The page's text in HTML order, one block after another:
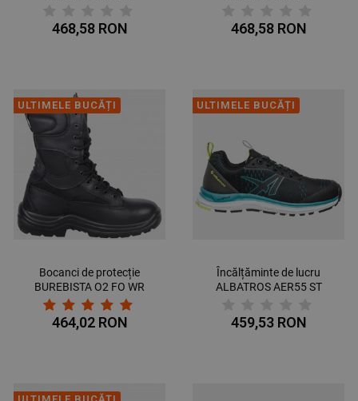
468,58 RON 468,58 RON
ULTIMELE BUCĂȚI
Bocanci de protecție
BUREBISTA O2 FO WR
SRC
464,02 RON
ULTIMELE BUCĂȚI
Încălțăminte de lucru
ALBATROS AER55 ST
459,53 RON